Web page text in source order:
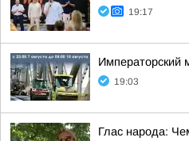
19:17
Императорский
19:03
Глас народа: